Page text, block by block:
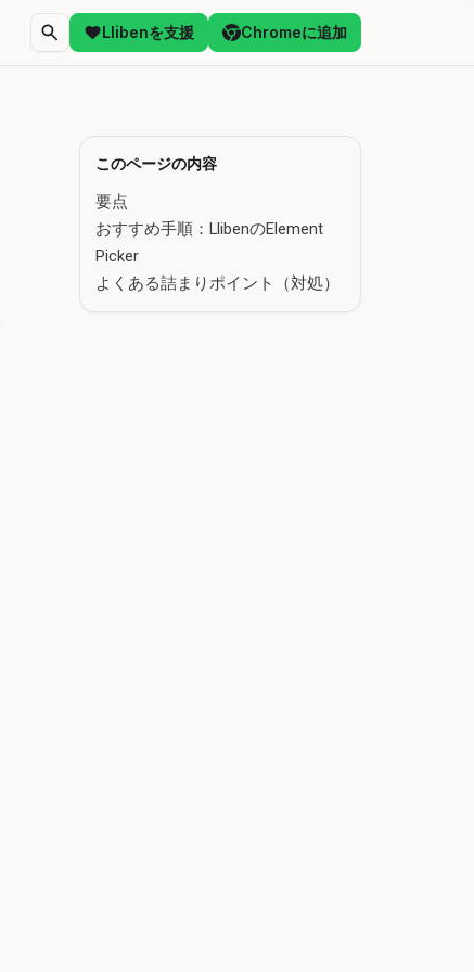
Llibenを支援 Chromeに追加
このページの内容
要点
おすすめ手順：LlibenのElement
Picker
よくある詰まりポイント（対処）